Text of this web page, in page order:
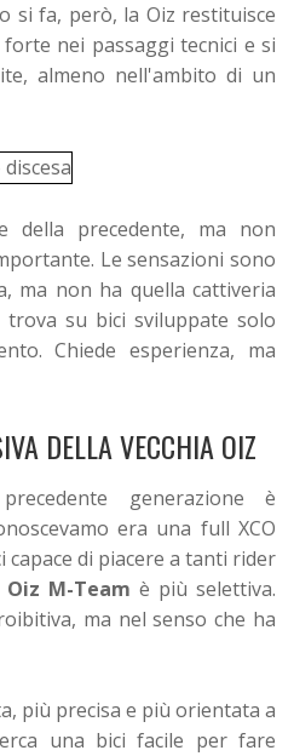
si fa, però, la Oiz restituisce
nei passaggi tecnici e si
almeno nell'ambito di un
della precedente, ma non
Le sensazioni sono
ma non ha quella cattiveria
su bici sviluppate solo
Chiede esperienza, ma
DELLA VECCHIA OIZ
generazione è
era una full XCO
di piacere a tanti rider
Oiz M-Team è più selettiva.
ma nel senso che ha
più precisa e più orientata a
una bici facile per fare